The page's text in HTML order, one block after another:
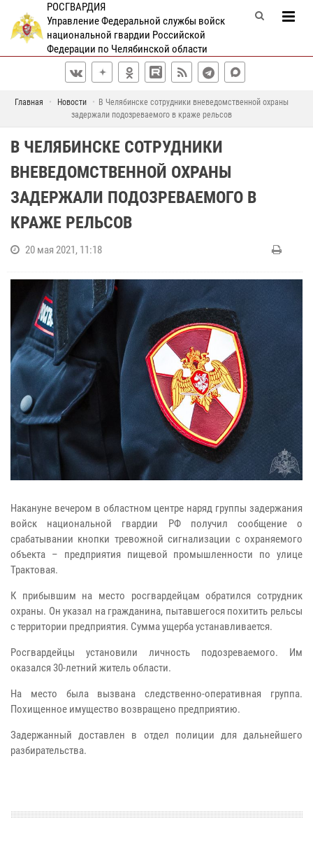
РОСГВАРДИЯ
Управление Федеральной службы войск
национальной гвардии Российской
Федерации по Челябинской области
Главная Новости
В Челябинске сотрудники вневедомственной охраны
задержали подозреваемого в краже рельсов
В ЧЕЛЯБИНСКЕ СОТРУДНИКИ
ВНЕВЕДОМСТВЕННОЙ ОХРАНЫ
ЗАДЕРЖАЛИ ПОДОЗРЕВАЕМОГО В
КРАЖЕ РЕЛЬСОВ
20 мая 2021, 11:18
Накануне вечером в областном центре наряд группы задержания
войск национальной гвардии РФ получил сообщение о
срабатывании кнопки тревожной сигнализации с охраняемого
объекта – предприятия пищевой промышленности по улице
Трактовая.
К прибывшим на место росгвардейцам обратился сотрудник
охраны. Он указал на гражданина, пытавшегося похитить рельсы
c территории предприятия. Сумма ущерба устанавливается.
Росгвардейцы установили личность подозреваемого. Им
оказался 30-летний житель области.
На место была вызвана следственно-оперативная группа.
Похищенное имущество возвращено предприятию.
Задержанный доставлен в отдел полиции для дальнейшего
разбирательства.